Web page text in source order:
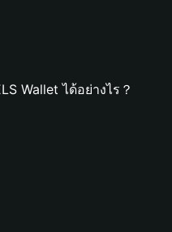
Wallet ได้อย่างไร？